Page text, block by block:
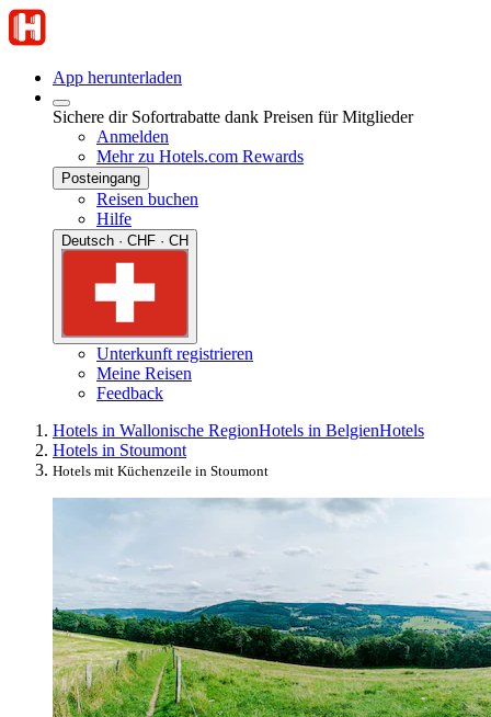
App herunterladen
Sichere dir Sofortrabatte dank Preisen für Mitglieder
Anmelden
Mehr zu Hotels.com Rewards
Posteingang
Reisen buchen
Hilfe
Deutsch · CHF · CH
Unterkunft registrieren
Meine Reisen
Feedback
Hotels in Wallonische RegionHotels in BelgienHotels
Hotels in Stoumont
Hotels mit Küchenzeile in Stoumont